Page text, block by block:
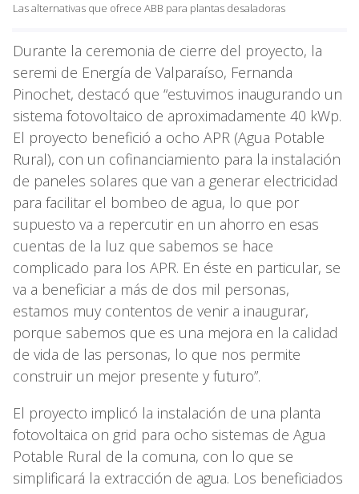
Las alternativas que ofrece ABB para plantas desaladoras
Durante la ceremonia de cierre del proyecto, la
seremi de Energía de Valparaíso, Fernanda
Pinochet, destacó que “estuvimos inaugurando un
sistema fotovoltaico de aproximadamente 40 kWp.
El proyecto benefició a ocho APR (Agua Potable
Rural), con un cofinanciamiento para la instalación
de paneles solares que van a generar electricidad
para facilitar el bombeo de agua, lo que por
supuesto va a repercutir en un ahorro en esas
cuentas de la luz que sabemos se hace
complicado para los APR. En éste en particular, se
va a beneficiar a más de dos mil personas,
estamos muy contentos de venir a inaugurar,
porque sabemos que es una mejora en la calidad
de vida de las personas, lo que nos permite
construir un mejor presente y futuro”.
El proyecto implicó la instalación de una planta
fotovoltaica on grid para ocho sistemas de Agua
Potable Rural de la comuna, con lo que se
simplificará la extracción de agua. Los beneficiados